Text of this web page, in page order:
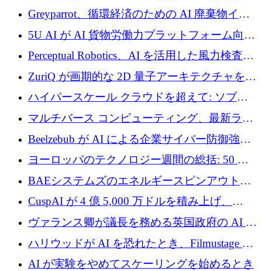
会社です」とフランス人の「控えめな」後任
者は言う
Greyparrot、循環経済のための AI 廃棄物イン
テリジェンスを拡張するためにシリーズ B で
2,700 万ドルを確保
5U AI が AI 貨物労働力プラットフォーム向け
に 320 万ドルのプレシードを獲得
Perceptual Robotics、AI を活用した風力検査の
規模拡大に向けて 400 万ポンド以上を確保
ZuriQ が画期的な 2D 量子アーキテクチャを拡
張するために 2,550 万ドルを調達
ハイパースケール クラウドを超えて: ソブリ
ン コンピューティングに対する DFINITY の
ビジョン
マルチバース コンピューティング、最新ラウ
ンドで最大 5 億 7,000 万ドルを目標
Beelzebub が AI による企業サイバー防御強化
のために 300 万ユーロを調達
ヨーロッパのテクノロジー週間の総括: 50 以
上の取引に 10 億ユーロ以上を投資
BAEシステムズのエネルギースピンアウト原
子力タービンが1500万ポンドの資金調達でス
テルスから浮上
CuspAI が 4 億 5,000 万ドルを積み上げ、
Resist.UA が 5,000 万ユーロの基金を立ち上
げ、DSIT が廃止される
ヴァランス卿が議長を務める英国政府の AI タ
スクフォースが発足
ハリウッドが AI を恐れたとき、Filmustage は
代わりにプリプロダクションに賭けました
AI が実験をやめてスケーリングを始めるとき